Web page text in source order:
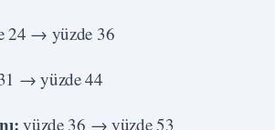
24 → yüzde 36
→ yüzde 44
yüzde 36 → yüzde 53